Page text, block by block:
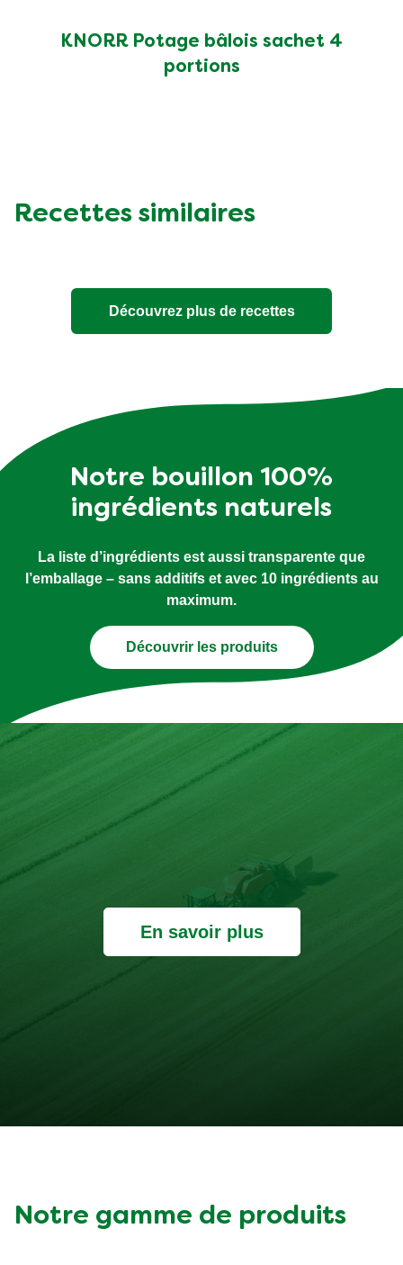
KNORR Potage bâlois sachet 4
portions
Recettes similaires
Découvrez plus de recettes
Notre bouillon 100%
ingrédients naturels
La liste d’ingrédients est aussi transparente que
l’emballage – sans additifs et avec 10 ingrédients au
maximum.
Découvrir les produits
En savoir plus
Notre gamme de produits